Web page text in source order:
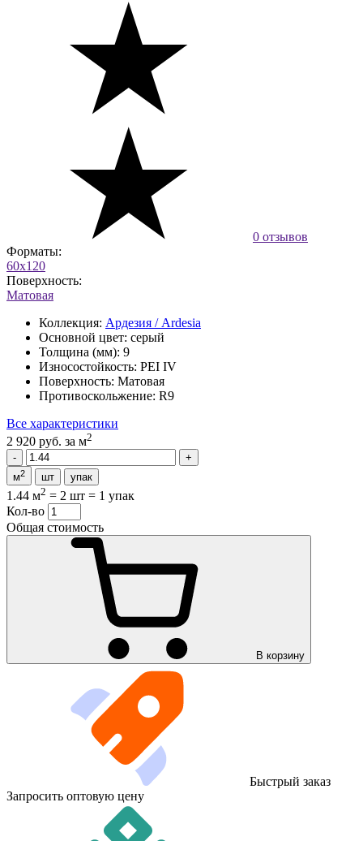
0 отзывов
Форматы:
60x120
Поверхность:
Матовая
Коллекция: Ардезия / Ardesia
Основной цвет: серый
Толщина (мм): 9
Износостойкость: PEI IV
Поверхность: Матовая
Противоскольжение: R9
Все характеристики
2 920 руб. за м2
м2 шт упак
1.44 м2 = 2 шт = 1 упак
Кол-во
Общая стоимость
В корзину
Быстрый заказ
Запросить оптовую цену